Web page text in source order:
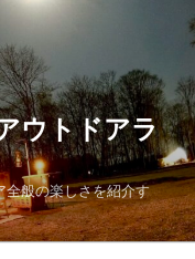
ウトドアラ
全般の楽しさを紹介す